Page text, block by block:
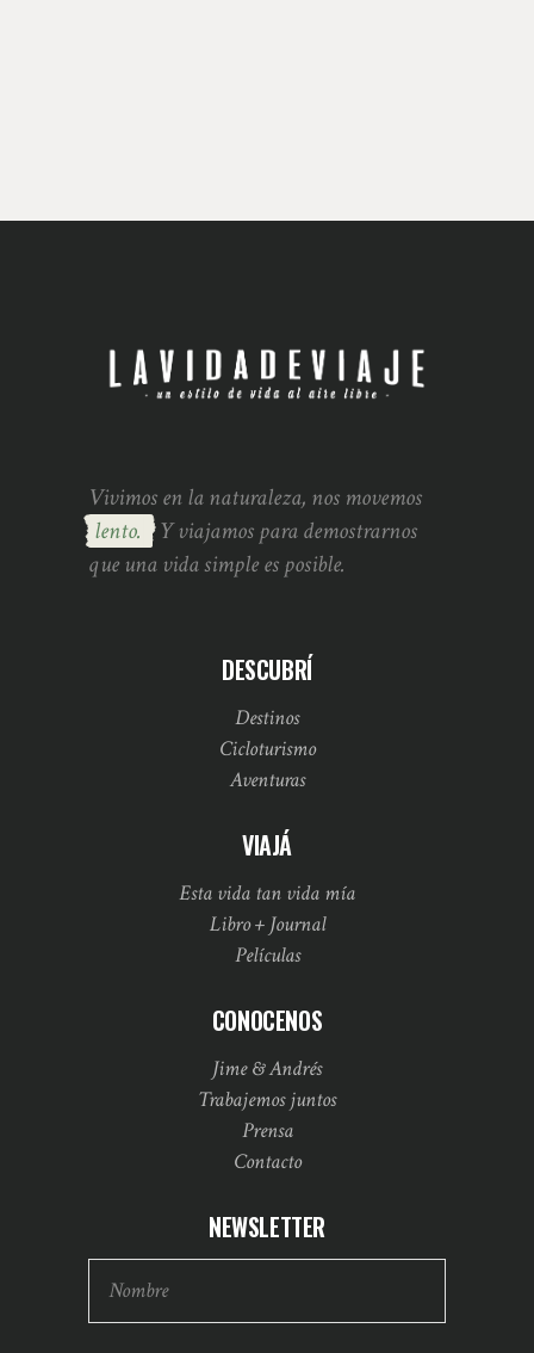
Vivimos en la naturaleza, nos movemos
lento. Y viajamos para demostrarnos
que una vida simple es posible.
DESCUBRÍ
Destinos
Cicloturismo
Aventuras
VIAJÁ
Esta vida tan vida mía
Libro + Journal
Películas
CONOCENOS
Jime & Andrés
Trabajemos juntos
Prensa
Contacto
NEWSLETTER